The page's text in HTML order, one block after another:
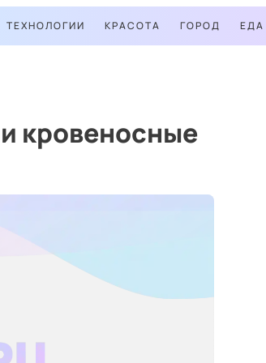
ТЕХНОЛОГИИ КРАСОТА ГОРОД ЕДА
кровеносные